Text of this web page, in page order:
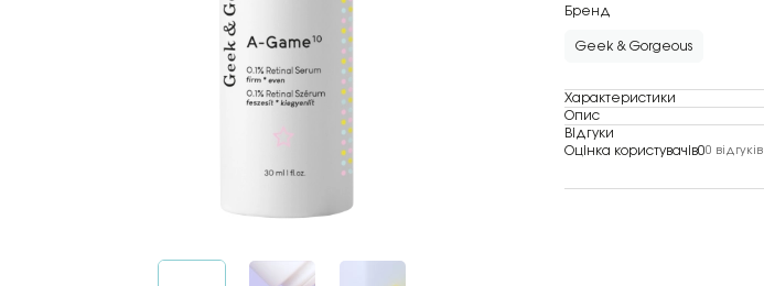
Бренд
Geek & Gorgeous
Характеристики
Опис
Відгуки
Оцінка користувачів00 відгуків